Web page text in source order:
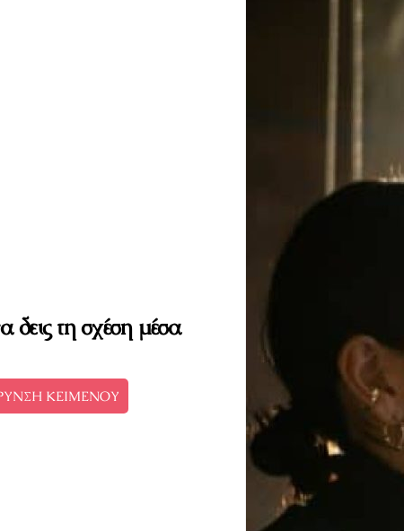
δεις τη σχέση μέσα
ΚΕΙΜΕΝΟΥ